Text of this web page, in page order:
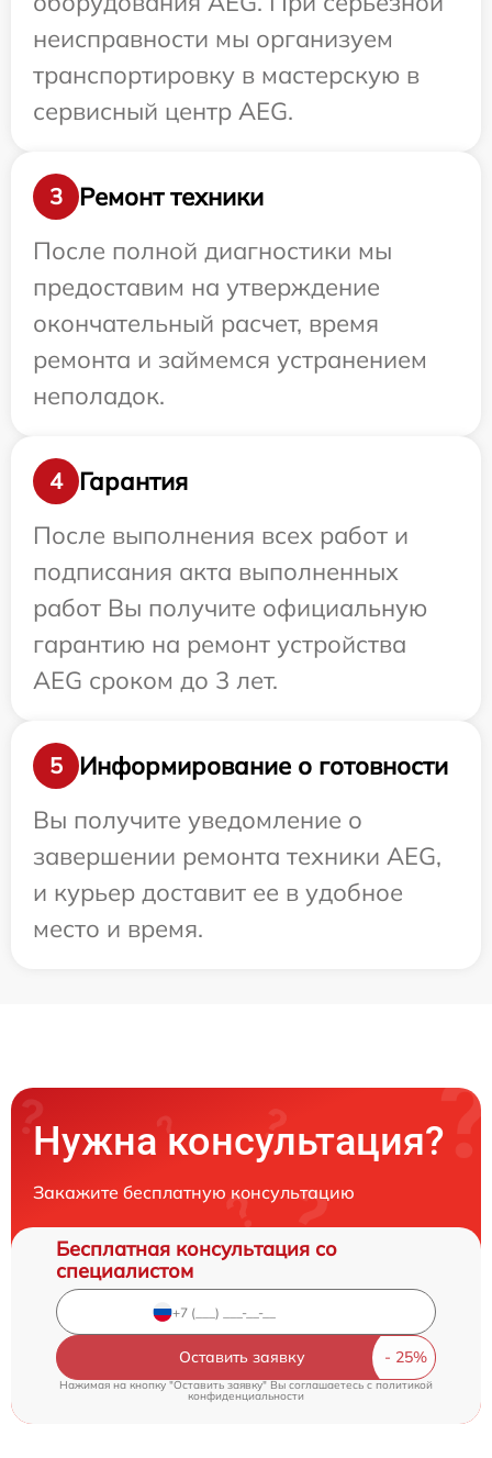
неисправности мы организуем
транспортировку в мастерскую в
сервисный центр AEG.
3
Ремонт техники
После полной диагностики мы
предоставим на утверждение
окончательный расчет, время
ремонта и займемся устранением
неполадок.
4
Гарантия
После выполнения всех работ и
подписания акта выполненных
работ Вы получите официальную
гарантию на ремонт устройства
AEG сроком до 3 лет.
5
Информирование о готовности
Вы получите уведомление о
завершении ремонта техники AEG,
и курьер доставит ее в удобное
место и время.
Нужна консультация?
Закажите бесплатную консультацию
Бесплатная консультация со
специалистом
Оставить заявку
Нажимая на кнопку "Оставить заявку" Вы соглашаетесь c политикой
конфиденциальности